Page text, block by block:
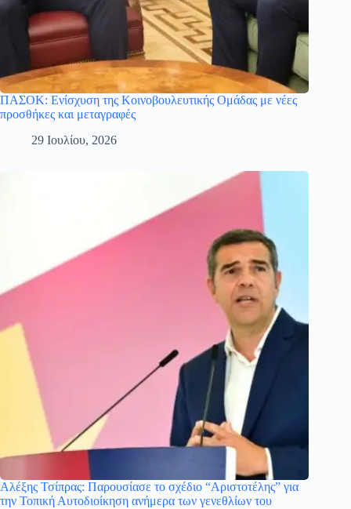
ΠΑΣΟΚ: Ενίσχυση της Κοινοβουλευτικής Ομάδας με νέες
προσθήκες και μεταγραφές
29 Ιουλίου, 2026
Αλέξης Τσίπρας: Παρουσίασε το σχέδιο “Αριστοτέλης” για
την Τοπική Αυτοδιοίκηση ανήμερα των γενεθλίων του